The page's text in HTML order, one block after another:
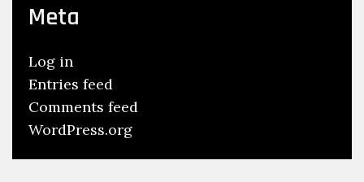
Meta
Log in
Entries feed
Comments feed
WordPress.org